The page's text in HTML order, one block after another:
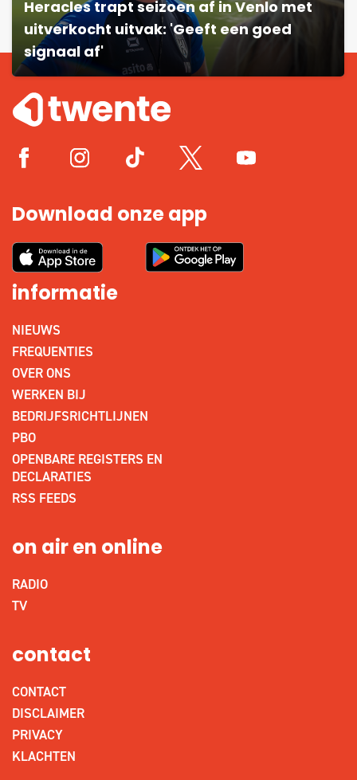
Heracles trapt seizoen af in Venlo met
uitverkocht uitvak: 'Geeft een goed
signaal af'
Download onze app
informatie
NIEUWS
FREQUENTIES
OVER ONS
WERKEN BIJ
BEDRIJFSRICHTLIJNEN
PBO
OPENBARE REGISTERS EN
DECLARATIES
RSS FEEDS
on air en online
RADIO
TV
contact
CONTACT
DISCLAIMER
PRIVACY
KLACHTEN